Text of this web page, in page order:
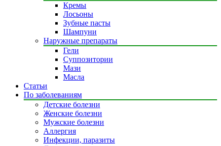
Кремы
Лосьоны
Зубные пасты
Шампуни
Наружные препараты
Гели
Суппозитории
Мази
Масла
Статьи
По заболеваниям
Детские болезни
Женские болезни
Мужские болезни
Аллергия
Инфекции, паразиты